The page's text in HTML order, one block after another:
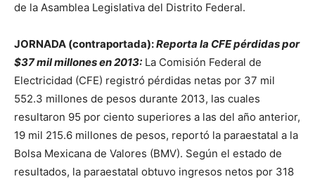
de la Asamblea Legislativa del Distrito Federal.
JORNADA (contraportada):Reporta la CFE pérdidas por
$37 mil millones en 2013: La Comisión Federal de
Electricidad (CFE) registró pérdidas netas por 37 mil
552.3 millones de pesos durante 2013, las cuales
resultaron 95 por ciento superiores a las del año anterior,
19 mil 215.6 millones de pesos, reportó la paraestatal a la
Bolsa Mexicana de Valores (BMV). Según el estado de
resultados, la paraestatal obtuvo ingresos netos por 318